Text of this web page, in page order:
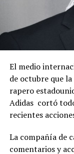
El medio
de octubre que
rapero
Adidas cortó
recientes
La compañía de
comentarios y